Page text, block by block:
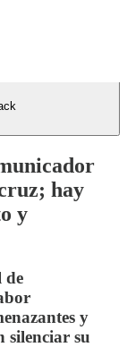
hay
y
de
y
silenciar su